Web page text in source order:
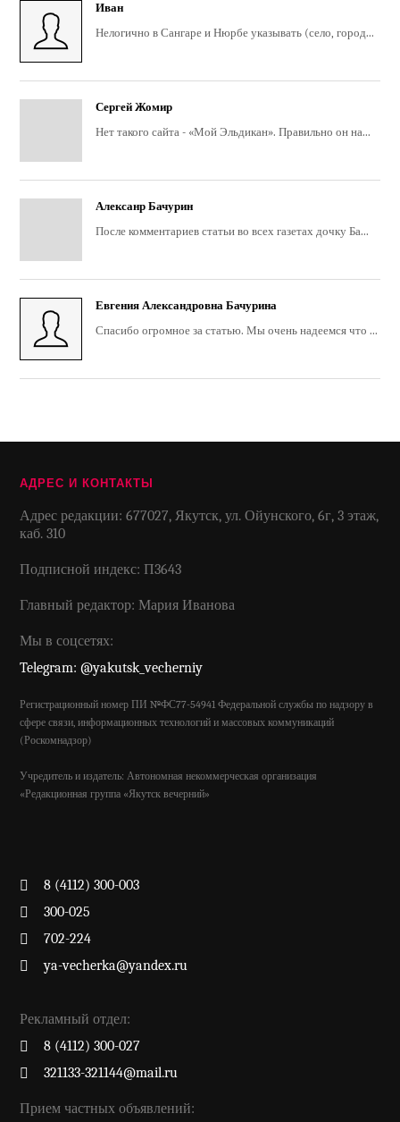
Иван
Нелогично в Сангаре и Нюрбе указывать (село, город...
Сергей Жомир
Нет такого сайта - «Мой Эльдикан». Правильно он на...
Алексанр Бачурин
После комментариев статьи во всех газетах дочку Ба...
Евгения Александровна Бачурина
Спасибо огромное за статью. Мы очень надеемся что ...
АДРЕС И КОНТАКТЫ
Адрес редакции: 677027, Якутск, ул. Ойунского, 6г, 3 этаж,
каб. 310
Подписной индекс: П3643
Главный редактор: Мария Иванова
Мы в соцсетях:
Telegram: @yakutsk_vecherniy
Регистрационный номер ПИ №ФС77-54941 Федеральной службы по надзору в
сфере связи, информационных технологий и массовых коммуникаций
(Роскомнадзор)
Учредитель и издатель: Автономная некоммерческая организация
«Редакционная группа «Якутск вечерний»
8 (4112) 300-003
300-025
702-224
ya-vecherka@yandex.ru
Рекламный отдел:
8 (4112) 300-027
321133-321144@mail.ru
Прием частных объявлений: